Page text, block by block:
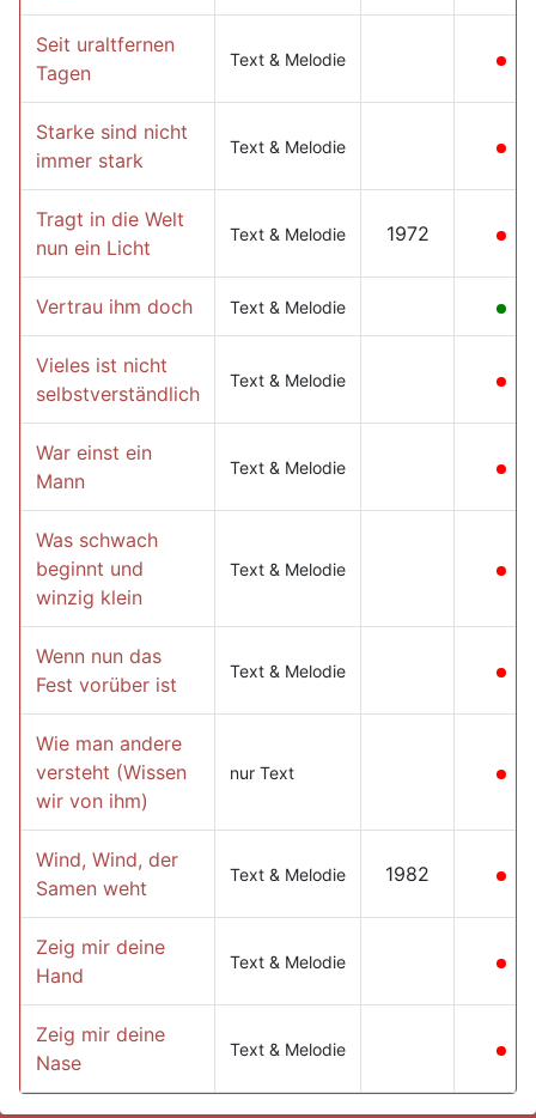
Seit uraltfernen
Tagen
Text & Melodie
Starke sind nicht
immer stark
Text & Melodie
Tragt in die Welt
nun ein Licht
Text & Melodie 1972
Vertrau ihm doch Text & Melodie
Vieles ist nicht
selbstverständlich
Text & Melodie
War einst ein
Mann
Text & Melodie
Was schwach
beginnt und
winzig klein
Text & Melodie
Wenn nun das
Fest vorüber ist
Text & Melodie
Wie man andere
versteht (Wissen
wir von ihm)
nur Text
Wind, Wind, der
Samen weht
Text & Melodie 1982
Zeig mir deine
Hand
Text & Melodie
Zeig mir deine
Nase
Text & Melodie